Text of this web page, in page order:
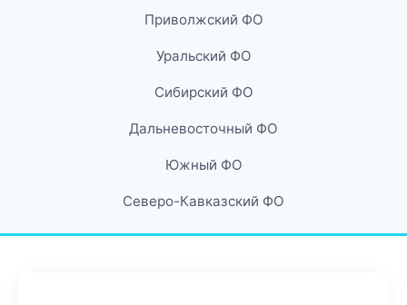
Приволжский ФО
Уральский ФО
Сибирский ФО
Дальневосточный ФО
Южный ФО
Северо-Кавказский ФО